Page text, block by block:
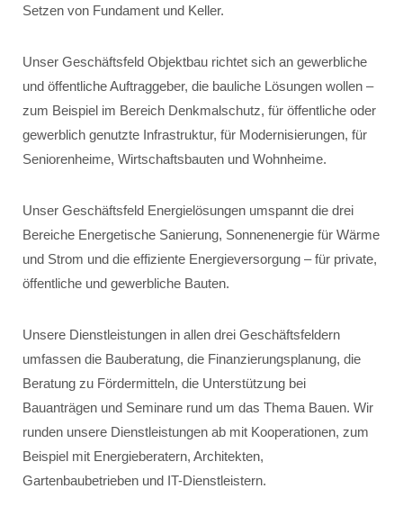
Setzen von Fundament und Keller.
Unser Geschäftsfeld Objektbau richtet sich an gewerbliche
und öffentliche Auftraggeber, die bauliche Lösungen wollen –
zum Beispiel im Bereich Denkmalschutz, für öffentliche oder
gewerblich genutzte Infrastruktur, für Modernisierungen, für
Seniorenheime, Wirtschaftsbauten und Wohnheime.
Unser Geschäftsfeld Energielösungen umspannt die drei
Bereiche Energetische Sanierung, Sonnenenergie für Wärme
und Strom und die effiziente Energieversorgung – für private,
öffentliche und gewerbliche Bauten.
Unsere Dienstleistungen in allen drei Geschäftsfeldern
umfassen die Bauberatung, die Finanzierungsplanung, die
Beratung zu Fördermitteln, die Unterstützung bei
Bauanträgen und Seminare rund um das Thema Bauen. Wir
runden unsere Dienstleistungen ab mit Kooperationen, zum
Beispiel mit Energieberatern, Architekten,
Gartenbaubetrieben und IT-Dienstleistern.